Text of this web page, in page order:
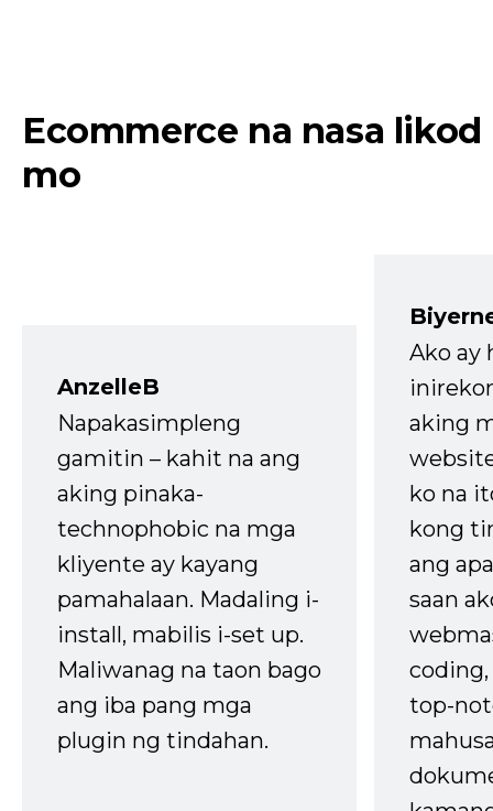
Ecommerce na nasa likod
mo
AnzelleB
Napakasimpleng
gamitin – kahit na ang
aking pinaka-
technophobic na mga
kliyente ay kayang
pamahalaan. Madaling i-
install, mabilis i-set up.
Maliwanag na taon bago
ang iba pang mga
plugin ng tindahan.
Ako ay
aking
ko na
kong
ang
saan
top-